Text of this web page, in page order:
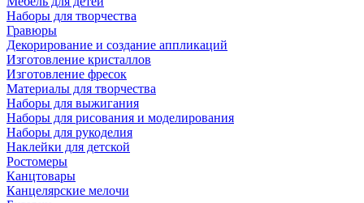
Наборы для творчества
Гравюры
Декорирование и создание аппликаций
Изготовление кристаллов
Изготовление фресок
Материалы для творчества
Наборы для выжигания
Наборы для рисования и моделирования
Наборы для рукоделия
Наклейки для детской
Ростомеры
Канцтовары
Канцелярские мелочи